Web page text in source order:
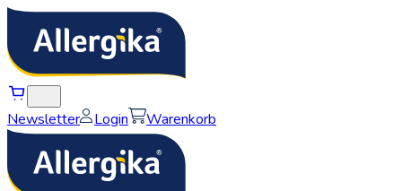
Newsletter Login Warenkorb